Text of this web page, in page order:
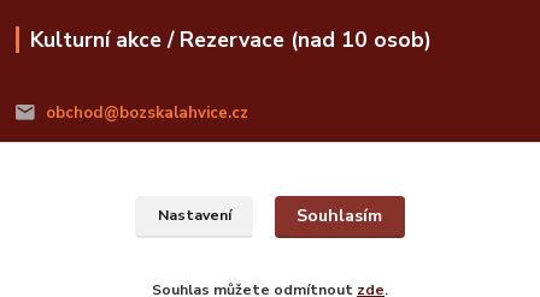
Kulturní akce / Rezervace (nad 10 osob)
obchod@bozskalahvice.cz
© Božská Lahvice s.r.o.
Nastavení Souhlasím
Souhlas můžete odmítnout zde.